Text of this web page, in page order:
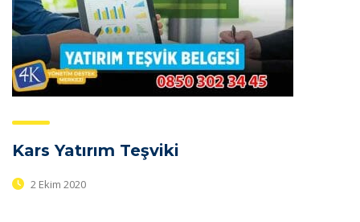
Kars Yatırım Teşviki
2 Ekim 2020